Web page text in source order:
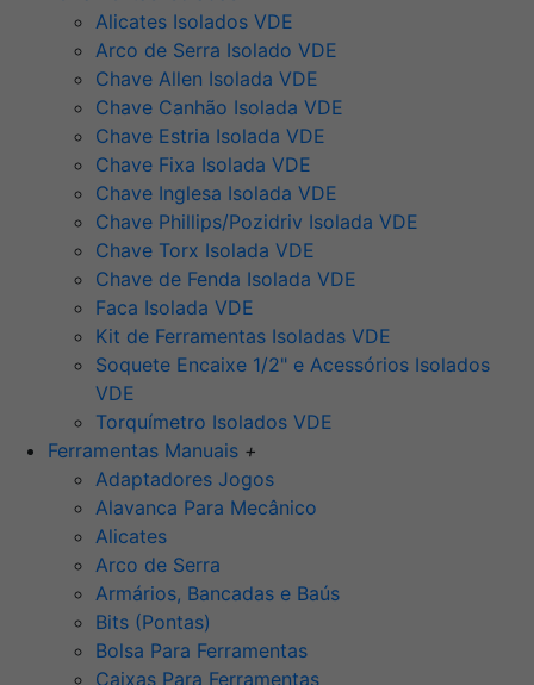
Alicates Isolados VDE
Arco de Serra Isolado VDE
Chave Allen Isolada VDE
Chave Canhão Isolada VDE
Chave Estria Isolada VDE
Chave Fixa Isolada VDE
Chave Inglesa Isolada VDE
Chave Phillips/Pozidriv Isolada VDE
Chave Torx Isolada VDE
Chave de Fenda Isolada VDE
Faca Isolada VDE
Kit de Ferramentas Isoladas VDE
Soquete Encaixe 1/2" e Acessórios Isolados
VDE
Torquímetro Isolados VDE
Ferramentas Manuais +
Adaptadores Jogos
Alavanca Para Mecânico
Alicates
Arco de Serra
Armários, Bancadas e Baús
Bits (Pontas)
Bolsa Para Ferramentas
Caixas Para Ferramentas